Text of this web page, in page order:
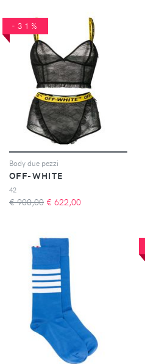
-31%
Body due pezzi
OFF-WHITE
42
€ 900,00 € 622,00